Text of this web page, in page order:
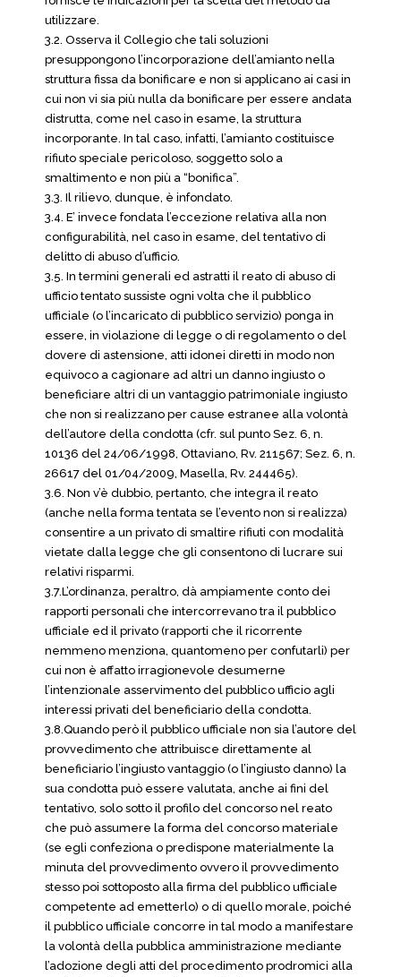
utilizzare.
3.2. Osserva il Collegio che tali soluzioni
presuppongono l’incorporazione dell’amianto nella
struttura fissa da bonificare e non si applicano ai casi in
cui non vi sia più nulla da bonificare per essere andata
distrutta, come nel caso in esame, la struttura
incorporante. In tal caso, infatti, l’amianto costituisce
rifiuto speciale pericoloso, soggetto solo a
smaltimento e non più a “bonifica”.
3.3. Il rilievo, dunque, è infondato.
3.4. E’ invece fondata l’eccezione relativa alla non
configurabilità, nel caso in esame, del tentativo di
delitto di abuso d’ufficio.
3.5. In termini generali ed astratti il reato di abuso di
ufficio tentato sussiste ogni volta che il pubblico
ufficiale (o l’incaricato di pubblico servizio) ponga in
essere, in violazione di legge o di regolamento o del
dovere di astensione, atti idonei diretti in modo non
equivoco a cagionare ad altri un danno ingiusto o
beneficiare altri di un vantaggio patrimoniale ingiusto
che non si realizzano per cause estranee alla volontà
dell’autore della condotta (cfr. sul punto Sez. 6, n.
10136 del 24/06/1998, Ottaviano, Rv. 211567; Sez. 6, n.
26617 del 01/04/2009, Masella, Rv. 244465).
3.6. Non v’è dubbio, pertanto, che integra il reato
(anche nella forma tentata se l’evento non si realizza)
consentire a un privato di smaltire rifiuti con modalità
vietate dalla legge che gli consentono di lucrare sui
relativi risparmi.
3.7.L’ordinanza, peraltro, dà ampiamente conto dei
rapporti personali che intercorrevano tra il pubblico
ufficiale ed il privato (rapporti che il ricorrente
nemmeno menziona, quantomeno per confutarli) per
cui non è affatto irragionevole desumerne
l’intenzionale asservimento del pubblico ufficio agli
interessi privati del beneficiario della condotta.
3.8.Quando però il pubblico ufficiale non sia l’autore del
provvedimento che attribuisce direttamente al
beneficiario l’ingiusto vantaggio (o l’ingiusto danno) la
sua condotta può essere valutata, anche ai fini del
tentativo, solo sotto il profilo del concorso nel reato
che può assumere la forma del concorso materiale
(se egli confeziona o predispone materialmente la
minuta del provvedimento ovvero il provvedimento
stesso poi sottoposto alla firma del pubblico ufficiale
competente ad emetterlo) o di quello morale, poiché
il pubblico ufficiale concorre in tal modo a manifestare
la volontà della pubblica amministrazione mediante
l’adozione degli atti del procedimento prodromici alla